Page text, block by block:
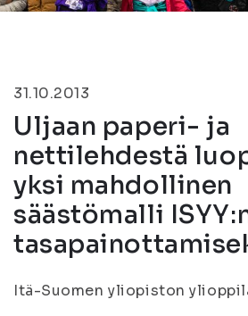
31.10.2013
Uljaan paperi- ja
nettilehdestä
yksi mahdollinen
säästömalli
Itä-Suomen yliopiston